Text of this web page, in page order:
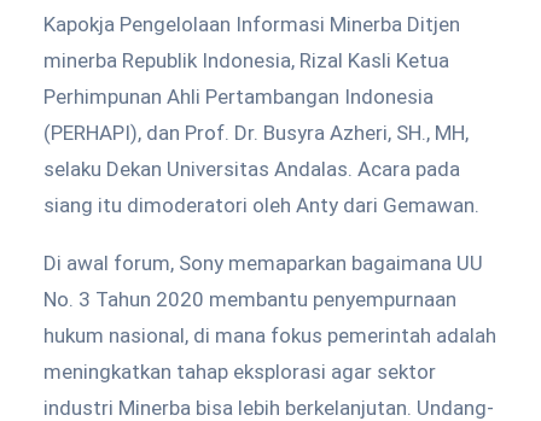
Kapokja Pengelolaan Informasi Minerba Ditjen
minerba Republik Indonesia, Rizal Kasli Ketua
Perhimpunan Ahli Pertambangan Indonesia
(PERHAPI), dan Prof. Dr. Busyra Azheri, SH., MH,
selaku Dekan Universitas Andalas. Acara pada
siang itu dimoderatori oleh Anty dari Gemawan.
Di awal forum, Sony memaparkan bagaimana UU
No. 3 Tahun 2020 membantu penyempurnaan
hukum nasional, di mana fokus pemerintah adalah
meningkatkan tahap eksplorasi agar sektor
industri Minerba bisa lebih berkelanjutan. Undang-